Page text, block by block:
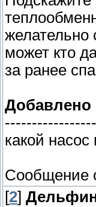
желательно
может кто
за ранее
Добавлено
какой
Сообщение
[2]